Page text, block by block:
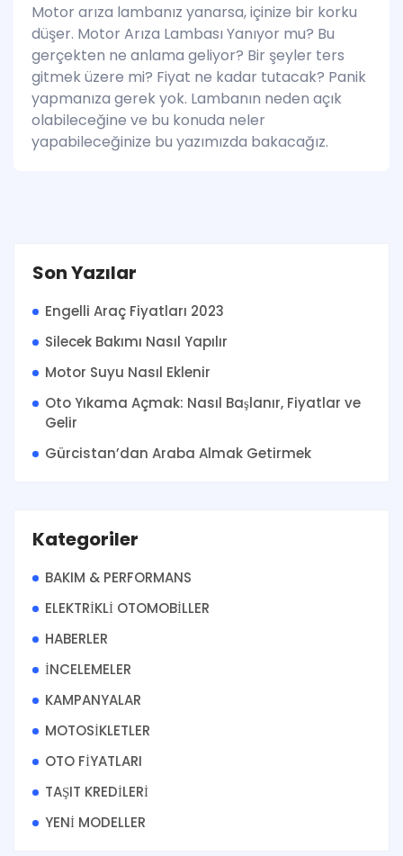
Motor arıza lambanız yanarsa, içinize bir korku
düşer. Motor Arıza Lambası Yanıyor mu? Bu
gerçekten ne anlama geliyor? Bir şeyler ters
gitmek üzere mi? Fiyat ne kadar tutacak? Panik
yapmanıza gerek yok. Lambanın neden açık
olabileceğine ve bu konuda neler
yapabileceğinize bu yazımızda bakacağız.
Son Yazılar
Engelli Araç Fiyatları 2023
Silecek Bakımı Nasıl Yapılır
Motor Suyu Nasıl Eklenir
Oto Yıkama Açmak: Nasıl Başlanır, Fiyatlar ve
Gelir
Gürcistan’dan Araba Almak Getirmek
Kategoriler
BAKIM & PERFORMANS
ELEKTRİKLİ OTOMOBİLLER
HABERLER
İNCELEMELER
KAMPANYALAR
MOTOSİKLETLER
OTO FİYATLARI
TAŞIT KREDİLERİ
YENİ MODELLER